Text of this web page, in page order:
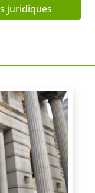
juridiques